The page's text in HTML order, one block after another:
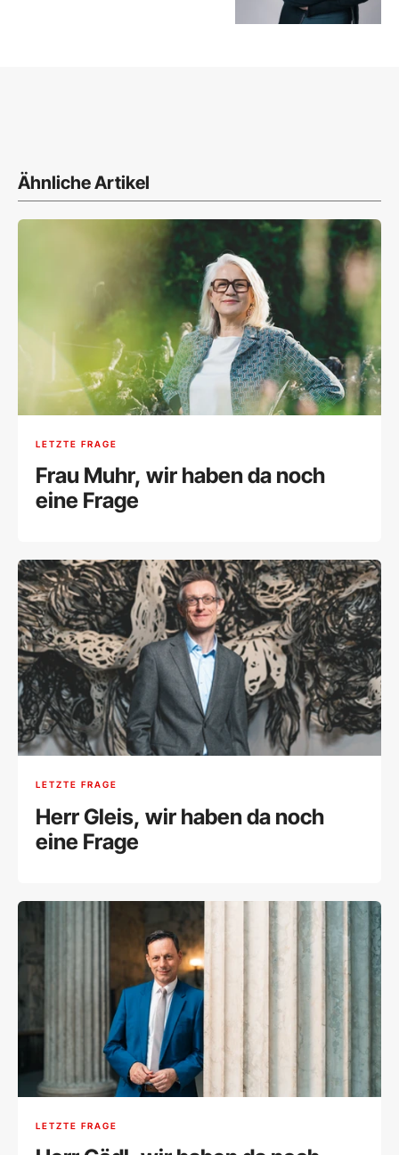
Ähnliche Artikel
LETZTE FRAGE
Frau Muhr, wir haben da noch
eine Frage
LETZTE FRAGE
Herr Gleis, wir haben da noch
eine Frage
LETZTE FRAGE